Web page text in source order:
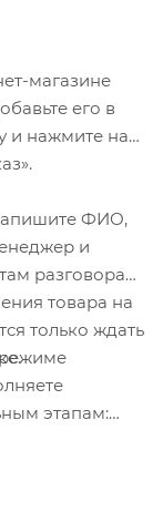
магазине
его в
и нажмите на
ФИО,
и
разговора
товара на
только ждать
этапам: